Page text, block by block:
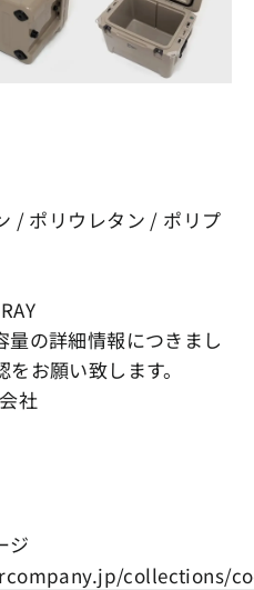
/ ポリウレタン / ポリプ
の詳細情報につきまし
お願い致します。
社
ジ
collections/